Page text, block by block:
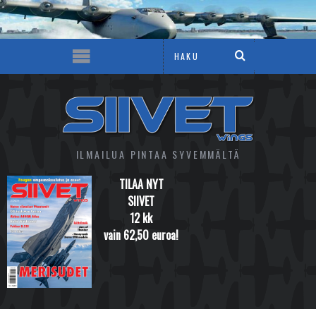
ILMAILUA PINTAA SYVEMMÄLTÄ
TILAA NYT
SIIVET
12 kk
vain 62,50 euroa!